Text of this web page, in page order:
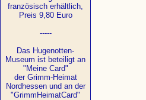
französisch erhältlich,
Preis 9,80 Euro
-----
Das Hugenotten-
Museum ist beteiligt an
"Meine Card"
der Grimm-Heimat
Nordhessen und an der
"GrimmHeimatCard"